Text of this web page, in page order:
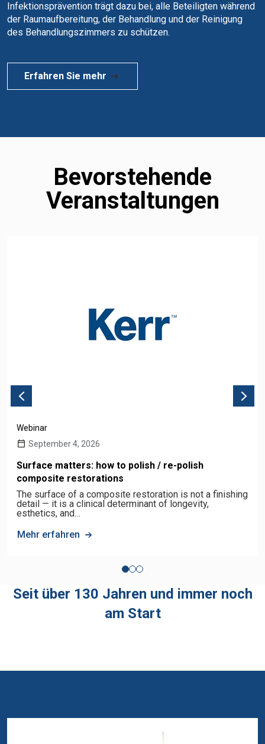
Infektionsprävention trägt dazu bei, alle Beteiligten während
der Raumaufbereitung, der Behandlung und der Reinigung
des Behandlungszimmers zu schützen.
Erfahren Sie mehr
Bevorstehende
Veranstaltungen
Webinar
September 4, 2026
Surface matters: how to polish / re-polish
composite restorations
The surface of a composite restoration is not a finishing
detail — it is a clinical determinant of longevity,
esthetics, and…
Mehr erfahren
Seit über 130 Jahren und immer noch
am Start